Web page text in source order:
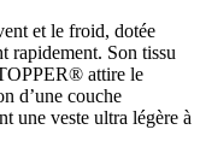
et le froid, dotée
Son tissu
attire le
d’une couche
une veste ultra légère à